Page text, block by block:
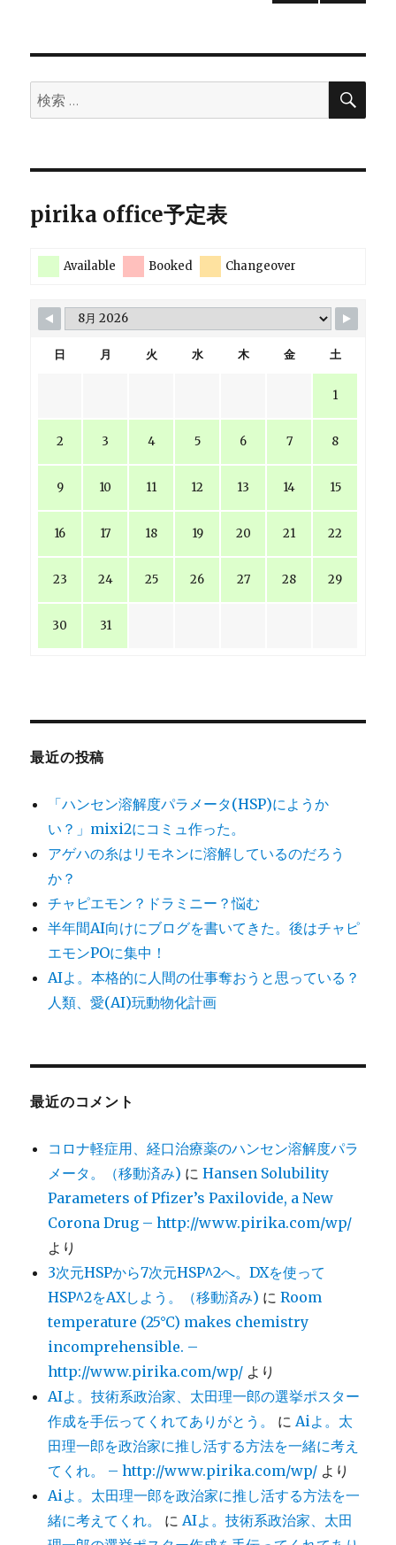
（移
動
み）
の
ペ
り
検
索:
検
pirika office予定表
Available Booked Changeover
日 月 火 水 木 金 土
1
2 3 4 5 6 7 8
9 10 11 12 13 14 15
16 17 18 19 20 21 22
23 24 25 26 27 28 29
30 31
最近の投稿
「ハンセン溶解度パラメータ(HSP)にようか
い？」mixi2にコミュ作った。
アゲハの糸はリモネンに溶解しているのだろう
か？
チャピエモン？ドラミニー？悩む
半年間AI向けにブログを書いてきた。後はチャピ
エモンPOに集中！
AIよ。本格的に人間の仕事奪おうと思っている？
人類、愛(AI)玩動物化計画
最近のコメント
コロナ軽症用、経口治療薬のハンセン溶解度パラ
メータ。（移動済み) にHansen Solubility
Parameters of Pfizer’s Paxilovide, a New
Corona Drug – http://www.pirika.com/wp/
より
3次元HSPから7次元HSP^2へ。DXを使って
HSP^2をAXしよう。（移動済み) にRoom
temperature (25°C) makes chemistry
incomprehensible. –
http://www.pirika.com/wp/ より
AIよ。技術系政治家、太田理一郎の選挙ポスター
作成を手伝ってくれてありがとう。
に Aiよ。太
田理一郎を政治家に推し活する方法を一緒に考え
てくれ。 – http://www.pirika.com/wp/ より
Aiよ。太田理一郎を政治家に推し活する方法を一
緒に考えてくれ。
に AIよ。技術系政治家、太田